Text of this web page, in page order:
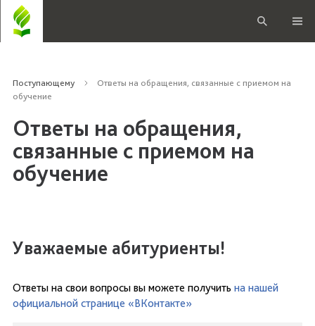
Поступающему
Ответы на обращения, связанные с приемом на
обучение
Ответы на обращения,
связанные с приемом на
обучение
Уважаемые абитуриенты!
Ответы на свои вопросы вы можете получить на нашей
официальной странице «ВКонтакте»